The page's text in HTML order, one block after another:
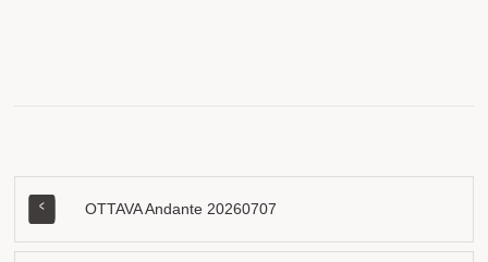
OTTAVA Andante 20260707